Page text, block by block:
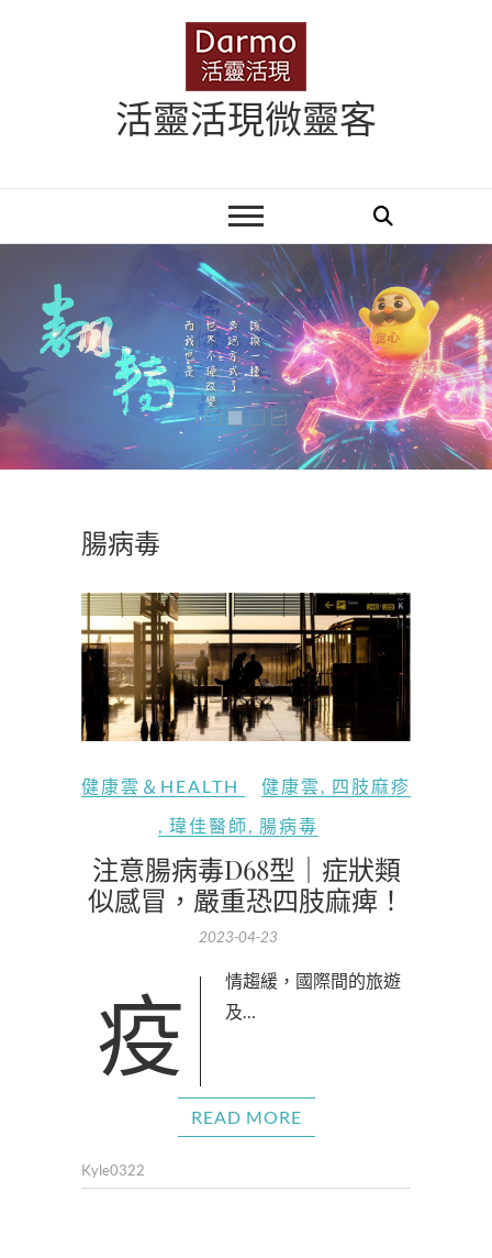
活靈活現微靈客
腸病毒
健康雲＆HEALTH 健康雲, 四肢麻疹
, 瑋佳醫師, 腸病毒
注意腸病毒D68型｜症狀類
似感冒，嚴重恐四肢麻痺！
2023-04-23
疫情趨緩，國際間的旅遊 及…
READ MORE
Kyle0322